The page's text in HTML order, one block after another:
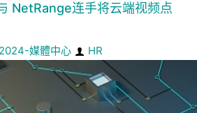
NetRange连手将云端视频点
2024-媒體中心 HR